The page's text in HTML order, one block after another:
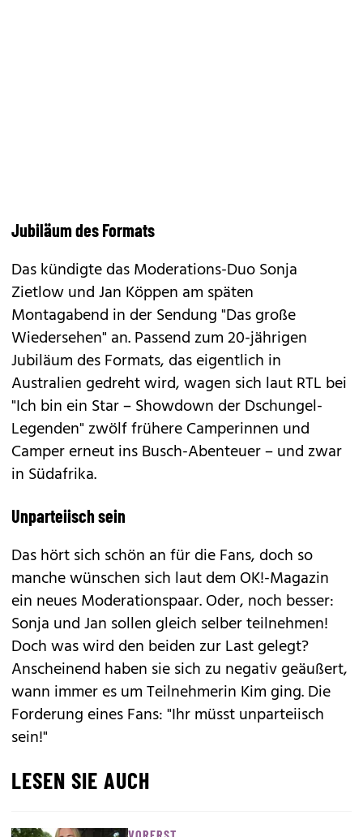
Jubiläum des Formats
Das kündigte das Moderations-Duo Sonja
Zietlow und Jan Köppen am späten
Montagabend in der Sendung "Das große
Wiedersehen" an. Passend zum 20-jährigen
Jubiläum des Formats, das eigentlich in
Australien gedreht wird, wagen sich laut RTL bei
"Ich bin ein Star – Showdown der Dschungel-
Legenden" zwölf frühere Camperinnen und
Camper erneut ins Busch-Abenteuer – und zwar
in Südafrika.
Unparteiisch sein
Das hört sich schön an für die Fans, doch so
manche wünschen sich laut dem OK!-Magazin
ein neues Moderationspaar. Oder, noch besser:
Sonja und Jan sollen gleich selber teilnehmen!
Doch was wird den beiden zur Last gelegt?
Anscheinend haben sie sich zu negativ geäußert,
wann immer es um Teilnehmerin Kim ging. Die
Forderung eines Fans: "Ihr müsst unparteiisch
sein!"
LESEN SIE AUCH